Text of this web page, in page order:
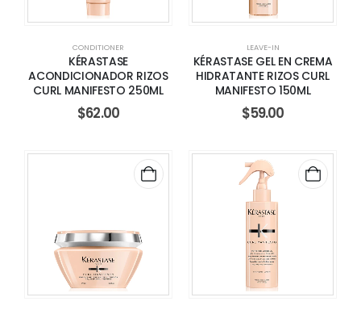
CONDITIONER
KÉRASTASE
ACONDICIONADOR RIZOS
CURL MANIFESTO 250ML
$62.00
LEAVE-IN
KÉRASTASE GEL EN CREMA
HIDRATANTE RIZOS CURL
MANIFESTO 150ML
$59.00